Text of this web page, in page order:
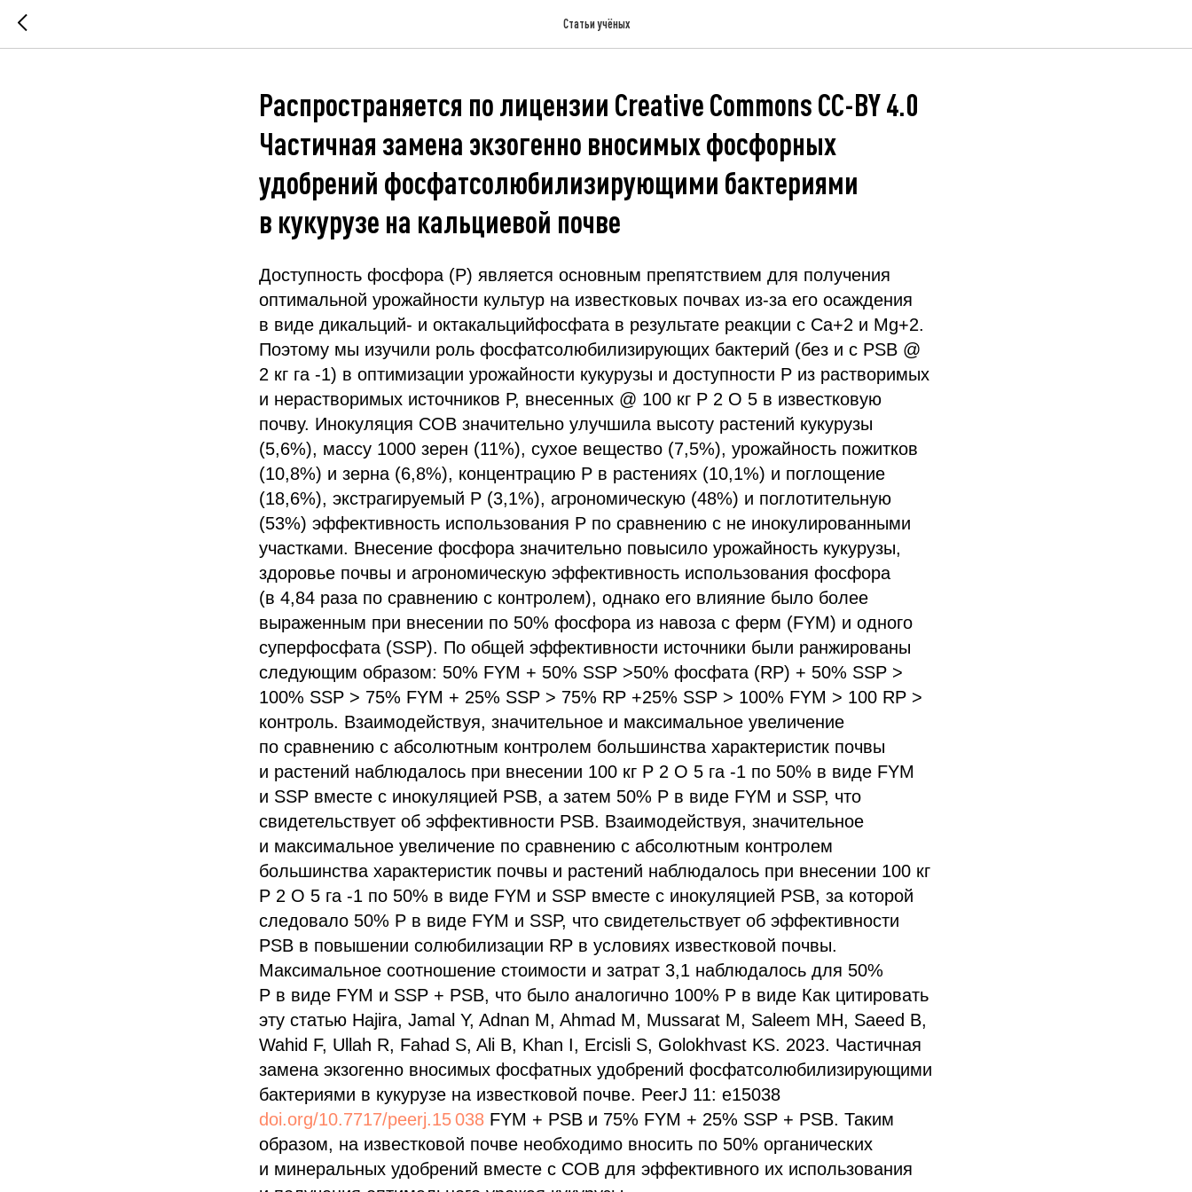
Статьи учёных
Распространяется по лицензии Creative Commons CC-BY 4.0
Частичная замена экзогенно вносимых фосфорных
удобрений фосфатсолюбилизирующими бактериями
в кукурузе на кальциевой почве
Доступность фосфора (P) является основным препятствием для получения
оптимальной урожайности культур на известковых почвах из-за его осаждения
в виде дикальций- и октакальцийфосфата в результате реакции с Ca+2 и Mg+2.
Поэтому мы изучили роль фосфатсолюбилизирующих бактерий (без и с PSB @
2 кг га -1) в оптимизации урожайности кукурузы и доступности P из растворимых
и нерастворимых источников P, внесенных @ 100 кг P 2 O 5 в известковую
почву. Инокуляция СОВ значительно улучшила высоту растений кукурузы
(5,6%), массу 1000 зерен (11%), сухое вещество (7,5%), урожайность пожитков
(10,8%) и зерна (6,8%), концентрацию P в растениях (10,1%) и поглощение
(18,6%), экстрагируемый P (3,1%), агрономическую (48%) и поглотительную
(53%) эффективность использования P по сравнению с не инокулированными
участками. Внесение фосфора значительно повысило урожайность кукурузы,
здоровье почвы и агрономическую эффективность использования фосфора
(в 4,84 раза по сравнению с контролем), однако его влияние было более
выраженным при внесении по 50% фосфора из навоза с ферм (FYM) и одного
суперфосфата (SSP). По общей эффективности источники были ранжированы
следующим образом: 50% FYM + 50% SSP >50% фосфата (RP) + 50% SSP >
100% SSP > 75% FYM + 25% SSP > 75% RP +25% SSP > 100% FYM > 100 RP >
контроль. Взаимодействуя, значительное и максимальное увеличение
по сравнению с абсолютным контролем большинства характеристик почвы
и растений наблюдалось при внесении 100 кг P 2 O 5 га -1 по 50% в виде FYM
и SSP вместе с инокуляцией PSB, а затем 50% P в виде FYM и SSP, что
свидетельствует об эффективности PSB. Взаимодействуя, значительное
и максимальное увеличение по сравнению с абсолютным контролем
большинства характеристик почвы и растений наблюдалось при внесении 100 кг
P 2 O 5 га -1 по 50% в виде FYM и SSP вместе с инокуляцией PSB, за которой
следовало 50% P в виде FYM и SSP, что свидетельствует об эффективности
PSB в повышении солюбилизации RP в условиях известковой почвы.
Максимальное соотношение стоимости и затрат 3,1 наблюдалось для 50%
P в виде FYM и SSP + PSB, что было аналогично 100% P в виде Как цитировать
эту статью Hajira, Jamal Y, Adnan M, Ahmad M, Mussarat M, Saleem MH, Saeed B,
Wahid F, Ullah R, Fahad S, Ali B, Khan I, Ercisli S, Golokhvast KS. 2023. Частичная
замена экзогенно вносимых фосфатных удобрений фосфатсолюбилизирующими
бактериями в кукурузе на известковой почве. PeerJ 11: e15038
doi.org/10.7717/peerj.15 038 FYM + PSB и 75% FYM + 25% SSP + PSB. Таким
образом, на известковой почве необходимо вносить по 50% органических
и минеральных удобрений вместе с СОВ для эффективного их использования